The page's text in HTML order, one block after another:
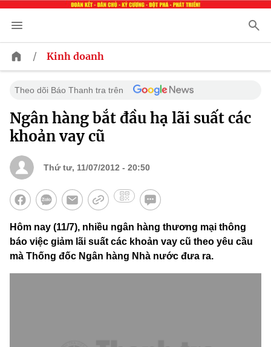
/ Kinh doanh
Theo dõi Báo Thanh tra trên
Ngân hàng bắt đầu hạ lãi suất các
khoản vay cũ
Thứ tư, 11/07/2012 - 20:50
Hôm nay (11/7), nhiều ngân hàng thương mại thông
báo việc giảm lãi suất các khoản vay cũ theo yêu cầu
mà Thống đốc Ngân hàng Nhà nước đưa ra.